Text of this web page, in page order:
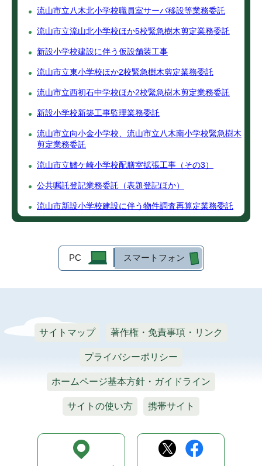
流山市立八木北小学校職員室サーバ移設等業務委託
流山市立流山北小学校ほか5校緊急樹木剪定業務委託
新設小学校建設に伴う仮設舗装工事
流山市立東小学校ほか2校緊急樹木剪定業務委託
流山市立西初石中学校ほか2校緊急樹木剪定業務委託
新設小学校新築工事監理業務委託
流山市立向小金小学校、流山市立八木南小学校緊急樹木
剪定業務委託
流山市立鰭ケ崎小学校配膳室拡張工事（その3）
公共嘱託登記業務委託（表題登記ほか）
流山市新設小学校建設に伴う物件調査再算定業務委託
PC スマートフォン
サイトマップ 著作権・免責事項・リンク
プライバシーポリシー
ホームページ基本方針・ガイドライン
サイトの使い方 携帯サイト